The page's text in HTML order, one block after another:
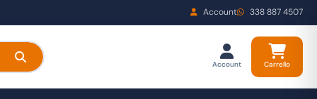
Account 338 887 4507
Account Carrello